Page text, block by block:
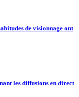
de visionnage ont
les diffusions en direct